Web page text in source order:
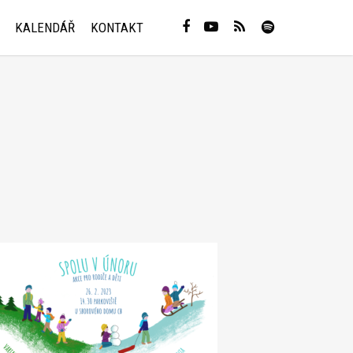
KALENDÁŘ KONTAKT